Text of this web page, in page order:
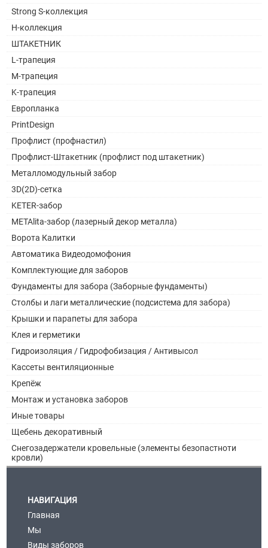
Strong S-коллекция
H-коллекция
ШТАКЕТНИК
L-трапеция
M-трапеция
K-трапеция
Европланка
PrintDesign
Профлист (профнастил)
Профлист-Штакетник (профлист под штакетник)
Металломодульный забор
3D(2D)-сетка
KETER-забор
METAlita-забор (лазерный декор металла)
Ворота Калитки
Автоматика Видеодомофония
Комплектующие для заборов
Фундаменты для забора (Заборные фундаменты)
Столбы и лаги металлические (подсистема для забора)
Крышки и парапеты для забора
Клея и герметики
Гидроизоляция / Гидрофобизация / Антивысол
Кассеты вентиляционные
Крепёж
Монтаж и установка заборов
Иные товары
Щебень декоративный
Снегозадержатели кровельные (элементы безопастноти
кровли)
НАВИГАЦИЯ
Главная
Мы
Виды заборов